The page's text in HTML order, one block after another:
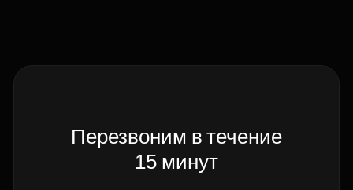
Перезвоним в течение
15 минут